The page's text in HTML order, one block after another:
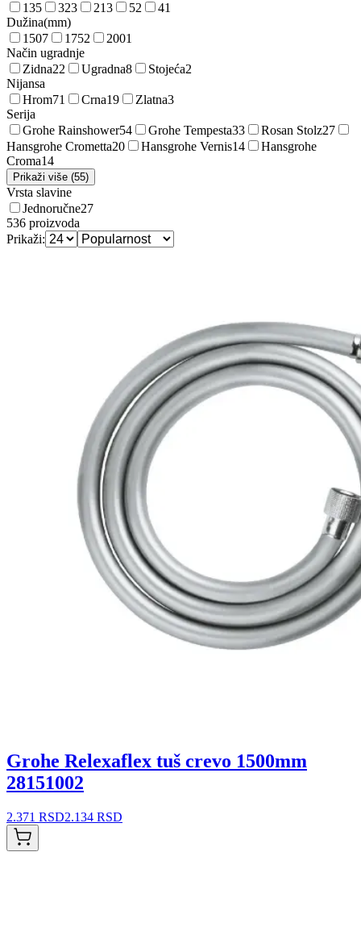
135 323 213 52 41
Dužina(mm)
1507 1752 2001
Način ugradnje
Zidna22 Ugradna8 Stojeća2
Nijansa
Hrom71 Crna19 Zlatna3
Serija
Grohe Rainshower54 Grohe Tempesta33 Rosan Stolz27
Hansgrohe Crometta20 Hansgrohe Vernis14
Hansgrohe
Croma14
Prikaži više (55)
Vrsta slavine
Jednoručne27
536 proizvoda
Prikaži:
Grohe Relexaflex tuš crevo 1500mm
28151002
2.371 RSD2.134 RSD